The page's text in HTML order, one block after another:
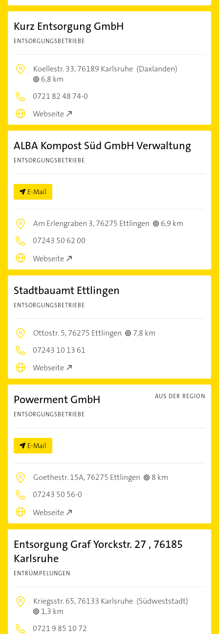
Kurz Entsorgung GmbH
ENTSORGUNGSBETRIEBE
Koellestr. 33,76189 Karlsruhe (Daxlanden)
6,8 km
0721 82 48 74-0
Webseite
ALBA Kompost Süd GmbH Verwaltung
ENTSORGUNGSBETRIEBE
E-Mail
Am Erlengraben 3,76275 Ettlingen
6,9 km
07243 50 62 00
Webseite
Stadtbauamt Ettlingen
ENTSORGUNGSBETRIEBE
Ottostr. 5,76275 Ettlingen
7,8 km
07243 10 13 61
Webseite
AUS DER REGION
Powerment GmbH
ENTSORGUNGSBETRIEBE
E-Mail
Goethestr. 15A,76275 Ettlingen
8 km
07243 50 56-0
Webseite
Entsorgung Graf Yorckstr. 27 , 76185
Karlsruhe
ENTRÜMPELUNGEN
Kriegsstr. 65,76133 Karlsruhe (Südweststadt)
1,3 km
0721 9 85 10 72